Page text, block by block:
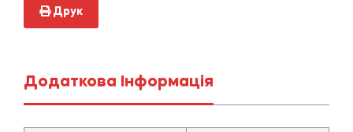
Друк
Додаткова Інформація